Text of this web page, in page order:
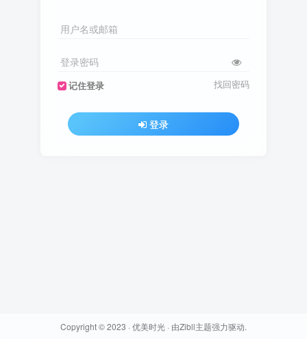
用户名或邮箱
登录密码
记住登录 找回密码
登录
Copyright © 2023 · 优美时光 · 由Zibll主题强力驱动.